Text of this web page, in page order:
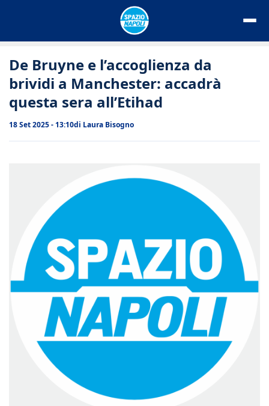
De Bruyne e l’accoglienza da
brividi a Manchester: accadrà
questa sera all’Etihad
18 Set 2025 - 13:10di Laura Bisogno